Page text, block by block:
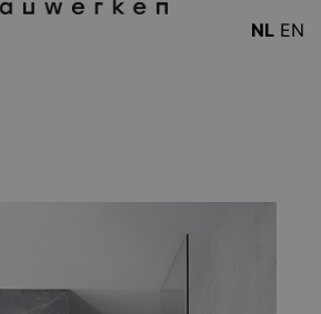
NL EN